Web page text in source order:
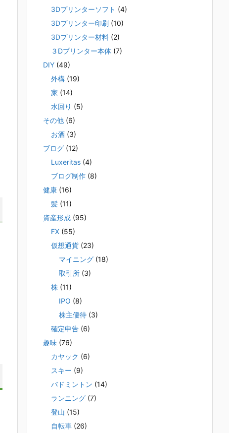
3Dプリンターソフト (4)
3Dプリンター印刷 (10)
3Dプリンター材料 (2)
３Dプリンター本体 (7)
DIY (49)
外構 (19)
家 (14)
水回り (5)
その他 (6)
お酒 (3)
ブログ (12)
Luxeritas (4)
ブログ制作 (8)
健康 (16)
髪 (11)
資産形成 (95)
FX (55)
仮想通貨 (23)
マイニング (18)
取引所 (3)
株 (11)
IPO (8)
株主優待 (3)
確定申告 (6)
趣味 (76)
カヤック (6)
スキー (9)
バドミントン (14)
ランニング (7)
登山 (15)
自転車 (26)